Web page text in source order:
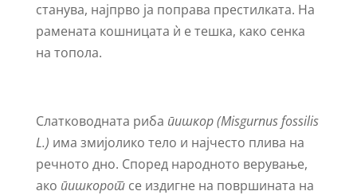
станува, најпрво ја поправа престилката. На
рамената кошницата ѝ е тешка, како сенка
на топола.
Слатководната риба пишкор (Misgurnus fossilis
L.) има змијолико тело и најчесто плива на
речното дно. Според народното верување,
ако пишкоротсе издигне на површината на